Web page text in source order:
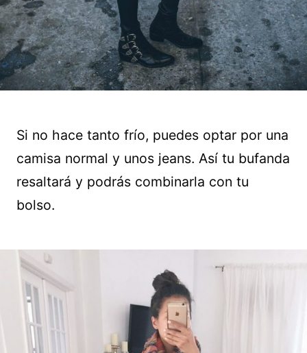
Si no hace tanto frío, puedes optar por una
camisa normal y unos jeans. Así tu bufanda
resaltará y podrás combinarla con tu
bolso.